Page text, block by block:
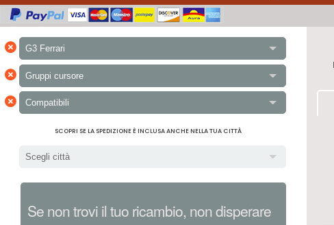
× G3 Ferrari
× Gruppi cursore
× Compatibili
SCOPRI SE LA SPEDIZIONE È INCLUSA ANCHE NELLA TUA CITTÀ
Scegli città
Se non trovi il tuo ricambio, non disperare